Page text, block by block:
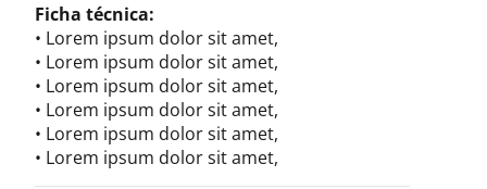
Ficha técnica:
• Lorem ipsum dolor sit amet,
• Lorem ipsum dolor sit amet,
• Lorem ipsum dolor sit amet,
• Lorem ipsum dolor sit amet,
• Lorem ipsum dolor sit amet,
• Lorem ipsum dolor sit amet,